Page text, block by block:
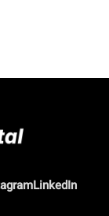
LinkedIn